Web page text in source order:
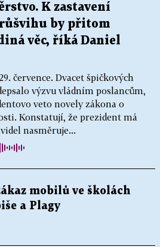
K zastavení
by přitom
věc, říká Daniel
července. Dvacet špičkových
výzvu vládním poslancům,
veto novely zákona o
Konstatují, že prezident má
nasměruje...
mobilů ve školách
a Plagy